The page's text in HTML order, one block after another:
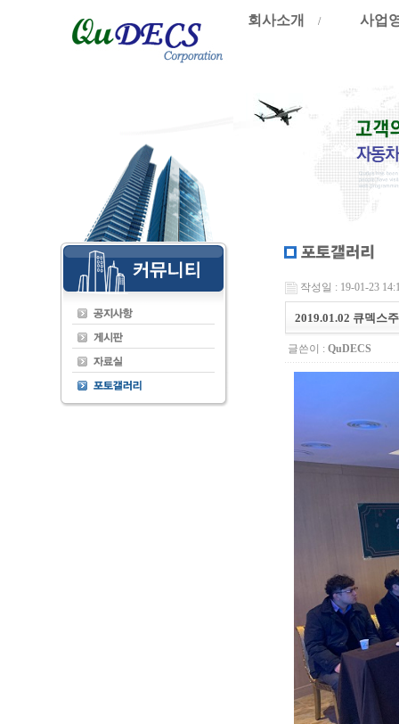
회사소개 / 사업
작성일 : 19-01-23
2019.01.02 큐덱스
글쓴이 : QuDECS